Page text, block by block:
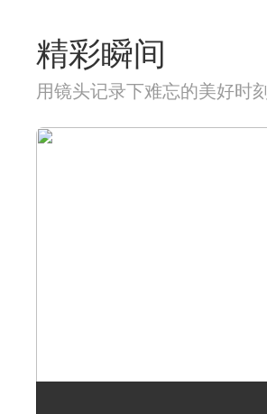
精彩瞬间
用镜头记录下难忘的美好时刻